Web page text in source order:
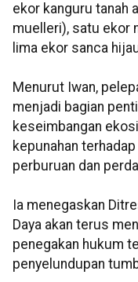
ekor kanguru tanah
muelleri), satu ekor
lima ekor sanca
Menurut Iwan,
menjadi bagian
keseimbangan
kepunahan
perburuan dan
Ia menegaskan
Daya akan terus
penegakan hukum
penyelundupan